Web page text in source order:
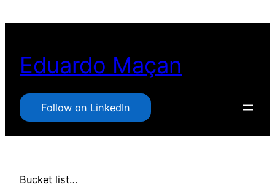
conteúdo
Eduardo Maçan
Follow on LinkedIn
Bucket list…